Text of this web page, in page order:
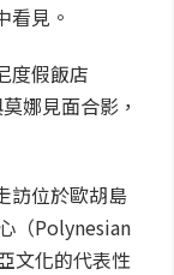
看見。
度假飯店
娜見面合影，
訪位於歐胡島
（Polynesian
文化的代表性